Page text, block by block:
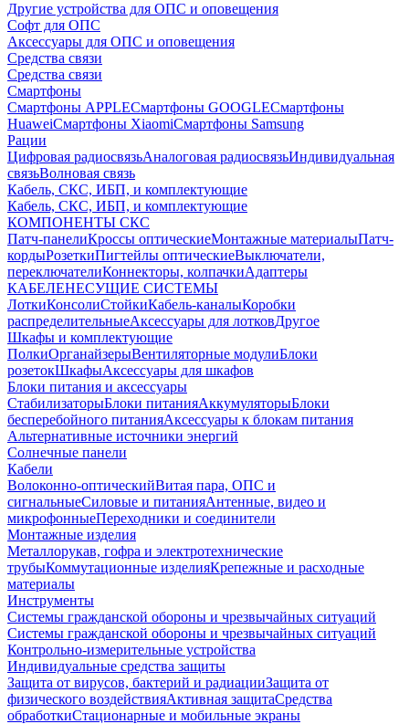
Другие устройства для ОПС и оповещения
Софт для ОПС
Аксессуары для ОПС и оповещения
Средства связи
Средства связи
Смартфоны
Смартфоны APPLEСмартфоны GOOGLEСмартфоны
HuaweiСмартфоны XiaomiСмартфоны Samsung
Рации
Цифровая радиосвязьАналоговая радиосвязьИндивидуальная
связьВолновая связь
Кабель, СКС, ИБП, и комплектующие
Кабель, СКС, ИБП, и комплектующие
КОМПОНЕНТЫ СКС
Патч-панелиКроссы оптическиеМонтажные материалыПатч-
кордыРозеткиПигтейлы оптическиеВыключатели,
переключателиКоннекторы, колпачкиАдаптеры
КАБЕЛЕНЕСУЩИЕ СИСТЕМЫ
ЛоткиКонсолиСтойкиКабель-каналыКоробки
распределительныеАксессуары для лотковДругое
Шкафы и комплектующие
ПолкиОрганайзерыВентиляторные модулиБлоки
розетокШкафыАксессуары для шкафов
Блоки питания и аксессуары
СтабилизаторыБлоки питанияАккумуляторыБлоки
бесперебойного питанияАксессуары к блокам питания
Альтернативные источники энергий
Солнечные панели
Кабели
Волоконно-оптическийВитая пара, ОПС и
сигнальныеСиловые и питанияАнтенные, видео и
микрофонныеПереходники и соединители
Монтажные изделия
Металлорукав, гофра и электротехнические
трубыКоммутационные изделияКрепежные и расходные
материалы
Инструменты
Системы гражданской обороны и чрезвычайных ситуаций
Системы гражданской обороны и чрезвычайных ситуаций
Контрольно-измерительные устройства
Индивидуальные средства защиты
Защита от вирусов, бактерий и радиацииЗащита от
физического воздействияАктивная защитаСредства
обработкиСтационарные и мобильные экраны